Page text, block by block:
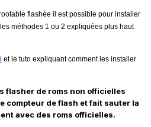
flashée il est possible pour installer
méthodes 1 ou 2 expliquées plus haut
et le tuto expliquant comment les installer
flasher de roms non officielles
compteur de flash et fait sauter la
avec des roms officielles.